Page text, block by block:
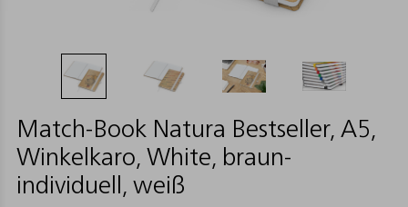
Match-Book Natura Bestseller, A5,
Winkelkaro, White, braun-
individuell, weiß